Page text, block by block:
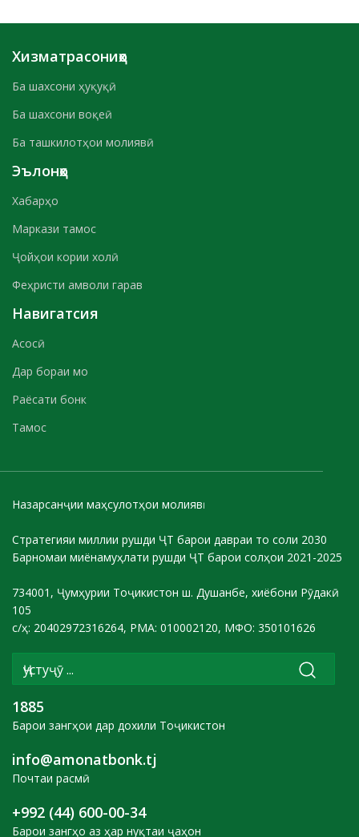
Хизматрасониҳо
Ба шахсони ҳуқуқӣ
Ба шахсони воқеӣ
Ба ташкилотҳои молиявӣ
Эълонҳо
Хабарҳо
Маркази тамос
Ҷойҳои кории холӣ
Феҳристи амволи гарав
Навигатсия
Асосӣ
Дар бораи мо
Раёсати бонк
Тамос
Назарсанҷии маҳсулотҳои молиявӣ
Стратегияи миллии рушди ҶТ барои давраи то соли 2030
Барномаи миёнамуҳлати рушди ҶТ барои солҳои 2021-2025
734001, Ҷумҳурии Тоҷикистон ш. Душанбе, хиёбони Рӯдакӣ
105
с/ҳ: 20402972316264, РМА: 010002120, МФО: 350101626
1885
Барои зангҳои дар дохили Тоҷикистон
info@amonatbonk.tj
Почтаи расмӣ
+992 (44) 600-00-34
Барои зангҳо аз ҳар нуқтаи ҷаҳон